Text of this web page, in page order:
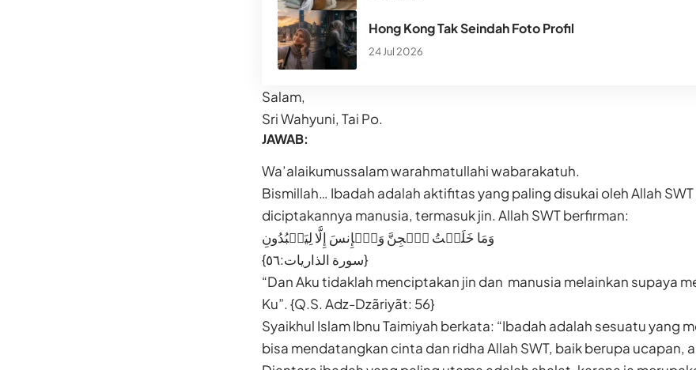
Hong Kong Tak Seindah Foto Profil
24 Jul 2026
Salam,
Sri Wahyuni, Tai Po.
JAWAB:
Wa’alaikumussalam warahmatullahi wabarakatuh.
Bismillah… Ibadah adalah aktifitas yang paling disukai oleh Allah
diciptakannya manusia, termasuk jin. Allah SWT berfirman:
وَمَا خَلَقۡتُ ٱلۡجِنَّ وَٱلۡإِنسَ إِلَّا لِیَعۡبُدُونِ
{سورة الذاريات:٥٦}
“Dan Aku tidaklah menciptakan jin dan manusia melainkan supaya
Ku”. {Q.S. Adz-Dzãriyãt: 56}
Syaikhul Islam Ibnu Taimiyah berkata: “Ibadah adalah sesuatu yang
bisa mendatangkan cinta dan ridha Allah SWT, baik berupa ucapan,